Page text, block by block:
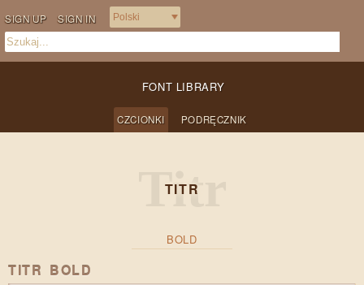
SIGN UP SIGN IN
FONT LIBRARY
CZCIONKI PODRĘCZNIK
TITR
BOLD
TITR BOLD